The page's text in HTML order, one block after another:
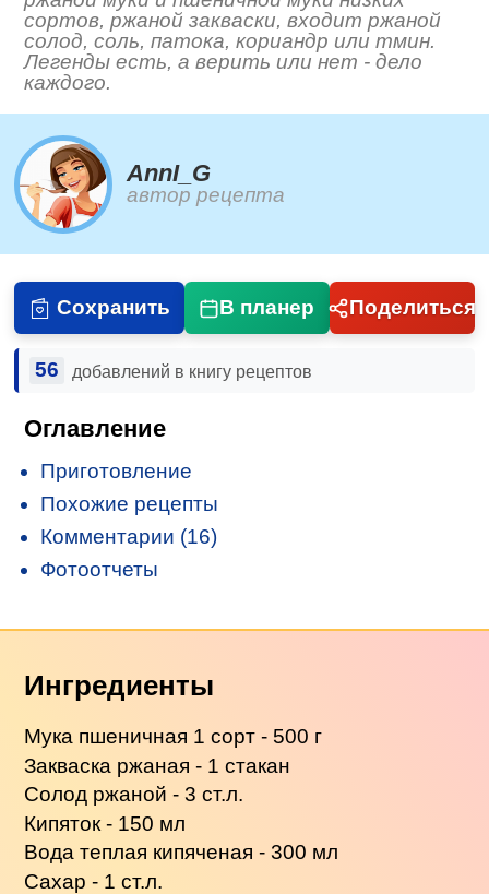
сортов, ржаной закваски, входит ржаной
солод, соль, патока, кориандр или тмин.
Легенды есть, а верить или нет - дело
каждого.
AnnI_G
автор рецепта
Сохранить В планер Поделиться
56 добавлений в книгу рецептов
Оглавление
Приготовление
Похожие рецепты
Комментарии (16)
Фотоотчеты
Ингредиенты
Мука пшеничная 1 сорт - 500 г
Закваска ржаная - 1 стакан
Солод ржаной - 3 ст.л.
Кипяток - 150 мл
Вода теплая кипяченая - 300 мл
Сахар - 1 ст.л.